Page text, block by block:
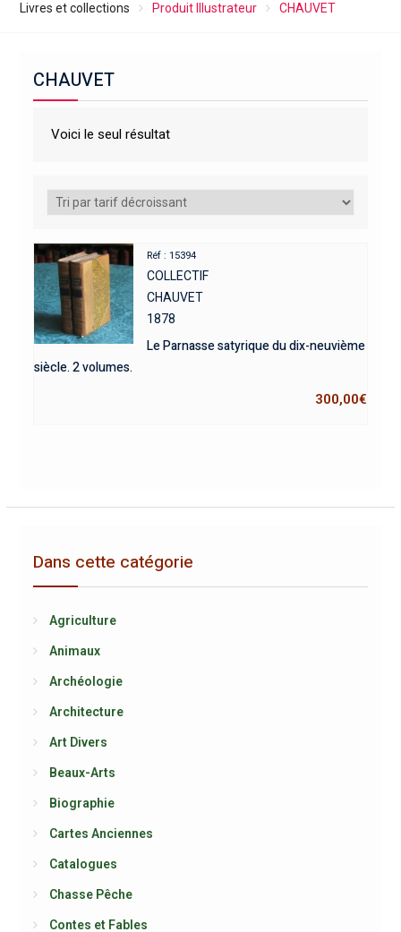
Livres et collections Produit Illustrateur CHAUVET
CHAUVET
Voici le seul résultat
Réf : 15394
COLLECTIF
CHAUVET
1878
Le Parnasse satyrique du dix-neuvième
siècle. 2 volumes.
300,00€
Dans cette catégorie
Agriculture
Animaux
Archéologie
Architecture
Art Divers
Beaux-Arts
Biographie
Cartes Anciennes
Catalogues
Chasse Pêche
Contes et Fables